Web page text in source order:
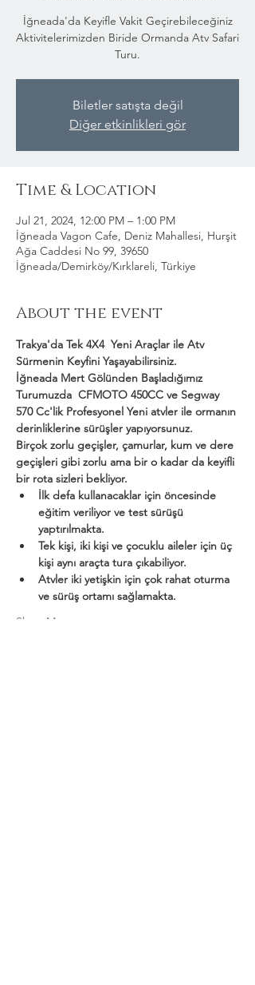
İğneada'da Keyifle Vakit Geçirebileceğiniz
Aktivitelerimizden Biride Ormanda Atv Safari
Turu.
Biletler satışta değil
Diğer etkinlikleri gör
Time & Location
Jul 21, 2024, 12:00 PM – 1:00 PM
İğneada Vagon Cafe, Deniz Mahallesi, Hurşit
Ağa Caddesi No 99, 39650
İğneada/Demirköy/Kırklareli, Türkiye
About the event
Trakya'da Tek 4X4  Yeni Araçlar ile Atv
Sürmenin Keyfini Yaşayabilirsiniz.
İğneada Mert Gölünden Başladığımız
Turumuzda  CFMOTO 450CC ve Segway
570 Cc'lik Profesyonel Yeni atvler ile ormanın
derinliklerine sürüşler yapıyorsunuz.
Birçok zorlu geçişler, çamurlar, kum ve dere
geçişleri gibi zorlu ama bir o kadar da keyifli
bir rota sizleri bekliyor.
İlk defa kullanacaklar için öncesinde
eğitim veriliyor ve test sürüşü
yaptırılmakta.
Tek kişi, iki kişi ve çocuklu aileler için üç
kişi aynı araçta tura çıkabiliyor.
Atvler iki yetişkin için çok rahat oturma
ve sürüş ortamı sağlamakta.
Show More